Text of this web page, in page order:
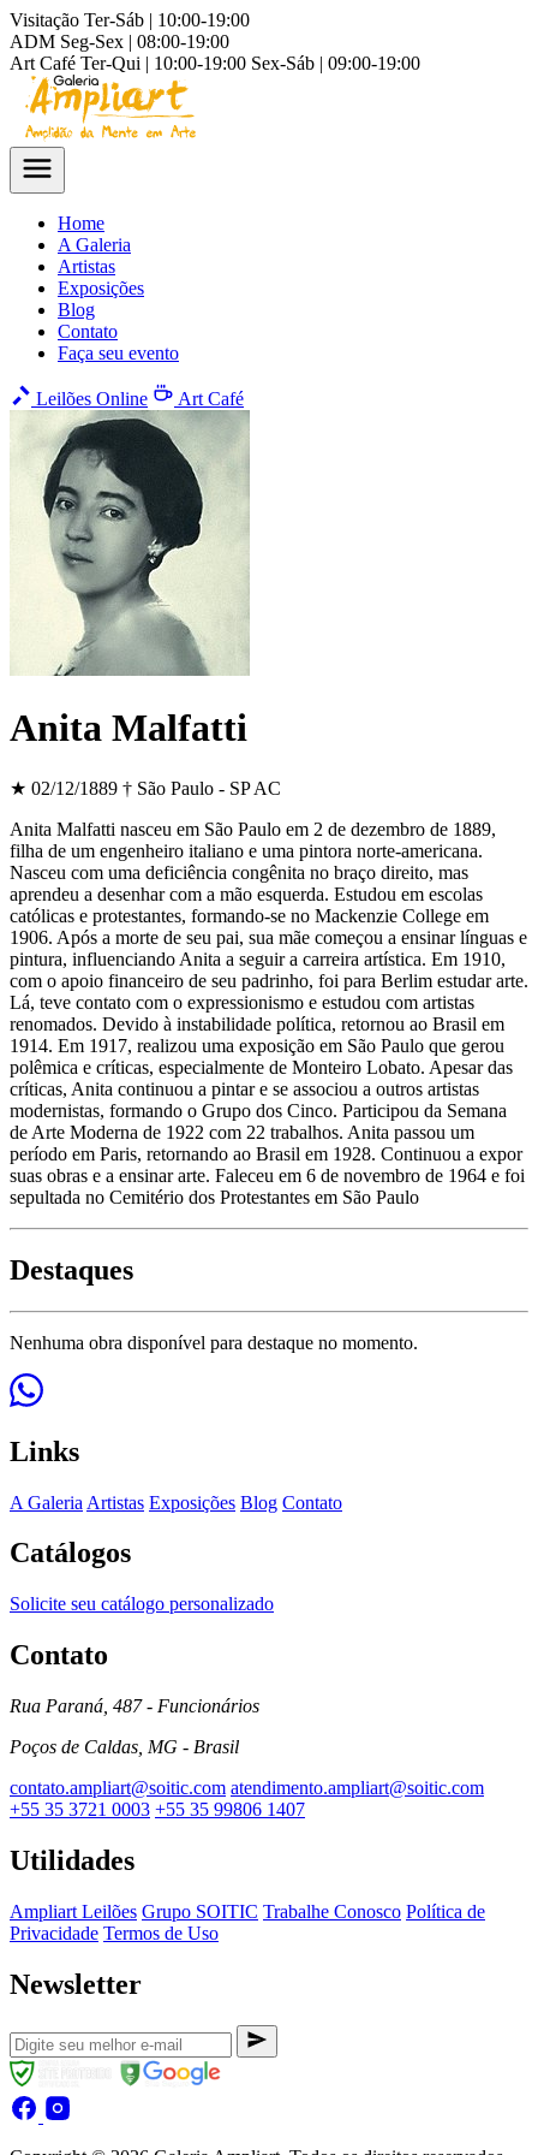
Visitação Ter-Sáb | 10:00-19:00
ADM Seg-Sex | 08:00-19:00
Art Café Ter-Qui | 10:00-19:00 Sex-Sáb | 09:00-19:00
Home
A Galeria
Artistas
Exposições
Blog
Contato
Faça seu evento
Leilões Online Art Café
Anita Malfatti
★ 02/12/1889 † São Paulo - SP AC
Anita Malfatti nasceu em São Paulo em 2 de dezembro de 1889,
filha de um engenheiro italiano e uma pintora norte-americana.
Nasceu com uma deficiência congênita no braço direito, mas
aprendeu a desenhar com a mão esquerda. Estudou em escolas
católicas e protestantes, formando-se no Mackenzie College em
1906. Após a morte de seu pai, sua mãe começou a ensinar línguas e
pintura, influenciando Anita a seguir a carreira artística. Em 1910,
com o apoio financeiro de seu padrinho, foi para Berlim estudar arte.
Lá, teve contato com o expressionismo e estudou com artistas
renomados. Devido à instabilidade política, retornou ao Brasil em
1914. Em 1917, realizou uma exposição em São Paulo que gerou
polêmica e críticas, especialmente de Monteiro Lobato. Apesar das
críticas, Anita continuou a pintar e se associou a outros artistas
modernistas, formando o Grupo dos Cinco. Participou da Semana
de Arte Moderna de 1922 com 22 trabalhos. Anita passou um
período em Paris, retornando ao Brasil em 1928. Continuou a expor
suas obras e a ensinar arte. Faleceu em 6 de novembro de 1964 e foi
sepultada no Cemitério dos Protestantes em São Paulo
Destaques
Nenhuma obra disponível para destaque no momento.
Links
A Galeria Artistas Exposições Blog Contato
Catálogos
Solicite seu catálogo personalizado
Contato
Rua Paraná, 487 - Funcionários
Poços de Caldas, MG - Brasil
contato.ampliart@soitic.com atendimento.ampliart@soitic.com
+55 35 3721 0003 +55 35 99806 1407
Utilidades
Ampliart Leilões Grupo SOITIC Trabalhe Conosco Política de
Privacidade Termos de Uso
Newsletter